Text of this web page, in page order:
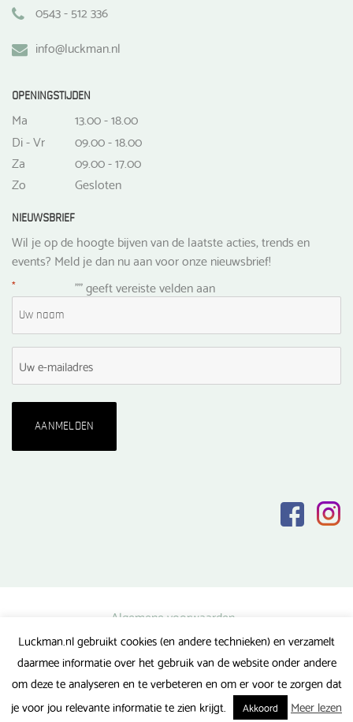
0543 - 512 336
info@luckman.nl
OPENINGSTIJDEN
Ma
13.00 - 18.00
Di - Vr
09.00 - 18.00
Za
09.00 - 17.00
Zo
Gesloten
NIEUWSBRIEF
Wil je op de hoogte bijven van de laatste acties, trends en
events? Meld je dan nu aan voor onze nieuwsbrief!
"
* " geeft vereiste velden aan
Algemene voorwaarden
Privacy verklaring
Veel gestelde vragen
Luckman.nl gebruikt cookies (en andere technieken) en verzamelt
daarmee informatie over het gebruik van de website onder andere
om deze te analyseren en te verbeteren en om er voor te zorgen dat
je voor jou relevante informatie te zien krijgt.
Akkoord Meer lezen